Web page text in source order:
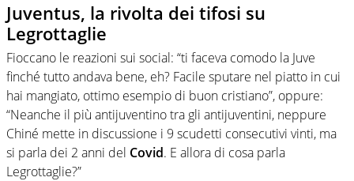
Juventus, la rivolta dei tifosi su
Legrottaglie
Fioccano le reazioni sui social: “ti faceva comodo la Juve
finché tutto andava bene, eh? Facile sputare nel piatto in cui
hai mangiato, ottimo esempio di buon cristiano”, oppure:
“Neanche il più antijuventino tra gli antijuventini, neppure
Chiné mette in discussione i 9 scudetti consecutivi vinti, ma
si parla dei 2 anni del Covid. E allora di cosa parla
Legrottaglie?”